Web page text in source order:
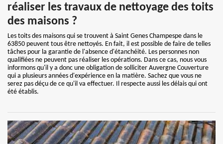
réaliser les travaux de nettoyage des toits
des maisons ?
Les toits des maisons qui se trouvent à Saint Genes Champespe dans le
63850 peuvent tous être nettoyés. En fait, il est possible de faire de telles
tâches pour la garantie de l'absence d'étanchéité. Les personnes non
qualifiées ne peuvent pas réaliser les opérations. Dans ce cas, nous vous
informons qu'il y a donc une obligation de solliciter Auvergne Couverture
qui a plusieurs années d'expérience en la matière. Sachez que vous ne
serez pas déçu de ce qu'il va effectuer. Il respecte aussi les délais qui ont
été établis.